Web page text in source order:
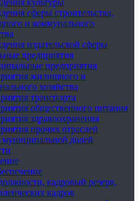
культуры
сферы строительства,
и коммунального
издательской сферы
предприятия
предприятия
жилищного и
хозяйства
транспорта
общественного питания
здравоохранения
прочих отраслей
долей
кадровый резерв,
кадров